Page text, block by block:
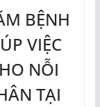
BỆNH
VIỆC
NỖI
TẠI